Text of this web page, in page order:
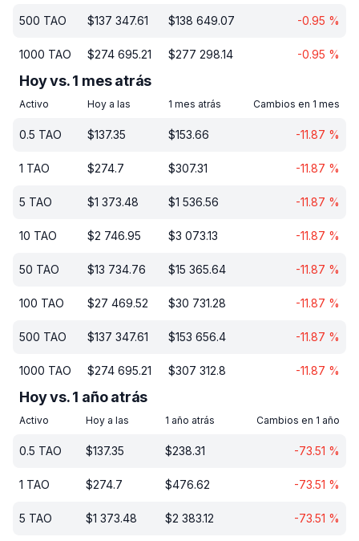
500 TAO $137 347.61 $138 649.07 -0.95 %
1000 TAO $274 695.21 $277 298.14 -0.95 %
Hoy vs. 1 mes atrás
Activo Hoy a las 1 mes atrás Cambios en 1 mes
0.5 TAO $137.35 $153.66 -11.87 %
1 TAO $274.7 $307.31 -11.87 %
5 TAO $1 373.48 $1 536.56 -11.87 %
10 TAO $2 746.95 $3 073.13 -11.87 %
50 TAO $13 734.76 $15 365.64 -11.87 %
100 TAO $27 469.52 $30 731.28 -11.87 %
500 TAO $137 347.61 $153 656.4 -11.87 %
1000 TAO $274 695.21 $307 312.8 -11.87 %
Hoy vs. 1 año atrás
Activo Hoy a las 1 año atrás Cambios en 1 año
0.5 TAO $137.35 $238.31 -73.51 %
1 TAO $274.7 $476.62 -73.51 %
5 TAO $1 373.48 $2 383.12 -73.51 %